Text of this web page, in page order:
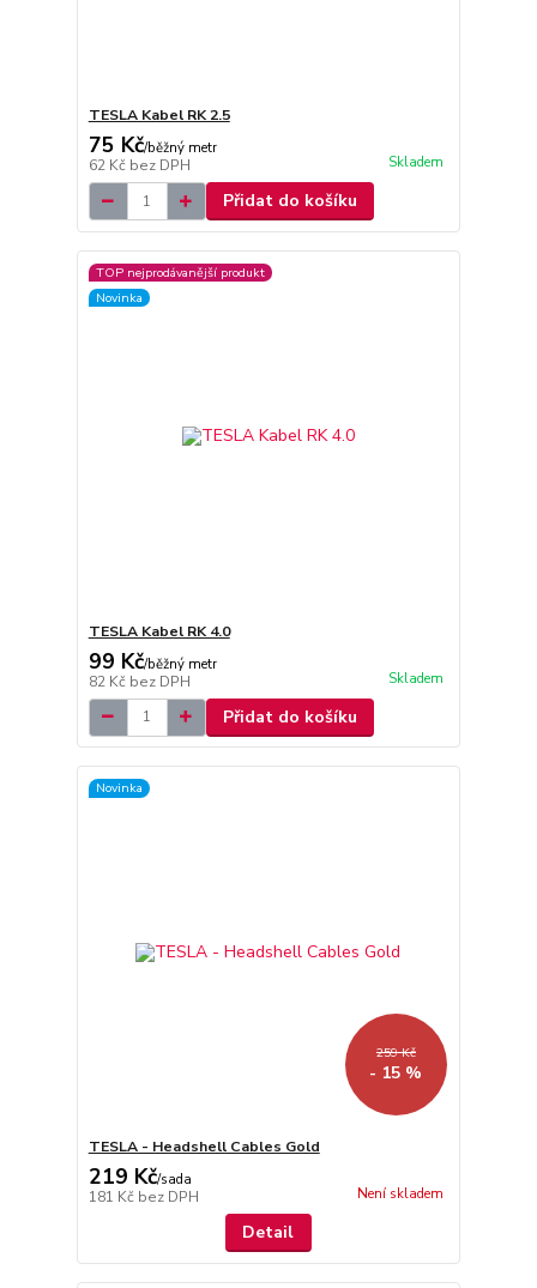
TESLA Kabel RK 2.5
75 Kč/běžný metr
62 Kč bez DPH Skladem
Přidat do košíku
TOP nejprodávanější produkt
Novinka
TESLA Kabel RK 4.0
99 Kč/běžný metr
82 Kč bez DPH Skladem
Přidat do košíku
Novinka
259 Kč
- 15 %
TESLA - Headshell Cables Gold
219 Kč/sada
181 Kč bez DPH Není skladem
Detail